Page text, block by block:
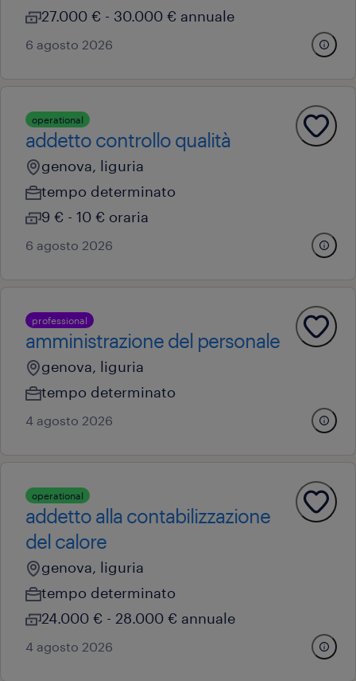
27.000 € - 30.000 € annuale
6 agosto 2026
operational
addetto controllo qualità
genova, liguria
tempo determinato
9 € - 10 € oraria
6 agosto 2026
professional
amministrazione del personale
genova, liguria
tempo determinato
4 agosto 2026
operational
addetto alla contabilizzazione
del calore
genova, liguria
tempo determinato
24.000 € - 28.000 € annuale
4 agosto 2026